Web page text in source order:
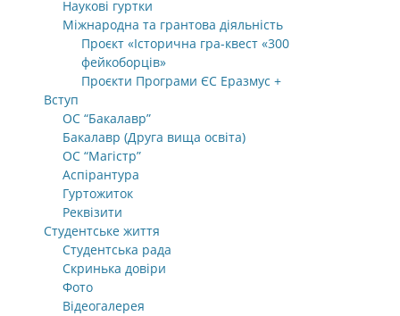
Наукові гуртки
Міжнародна та грантова діяльність
Проєкт «Історична гра-квест «300
фейкоборців»
Проєкти Програми ЄС Еразмус +
Вступ
ОС “Бакалавр”
Бакалавр (Друга вища освіта)
ОС “Магістр”
Аспірантура
Гуртожиток
Реквізити
Студентське життя
Студентська рада
Скринька довіри
Фото
Відеогалерея